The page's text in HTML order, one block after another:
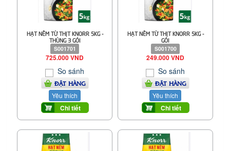
HẠT NÊM TỪ THỊT KNORR 5KG -
THÙNG 3 GÓI
S001701
725.000 VND
So sánh
ĐẶT HÀNG
Yêu thích
Chi tiết
HẠT NÊM TỪ THỊT KNORR 5KG -
GÓI
S001700
249.000 VND
So sánh
ĐẶT HÀNG
Yêu thích
Chi tiết